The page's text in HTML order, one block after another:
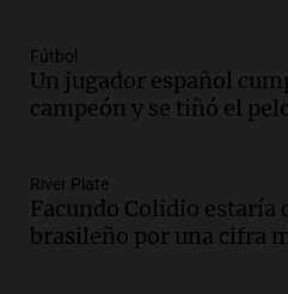
traerá más lluvias y
durante la
Informados al regreso
restablecer el
tras fuertes vientos
Panorama Federal
Fútbol
Un jugador español
campeón y se tiñó el
River Plate
Facundo Colidio estaría
brasileño por una cifra